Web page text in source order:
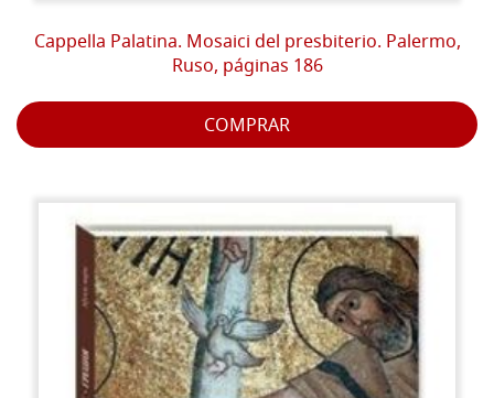
Cappella Palatina. Mosaici del presbiterio. Palermo,
Ruso, páginas 186
COMPRAR